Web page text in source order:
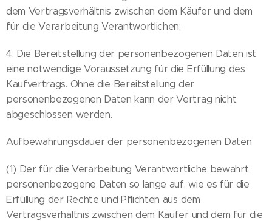
dem Vertragsverhältnis zwischen dem Käufer und dem
für die Verarbeitung Verantwortlichen;
4. Die Bereitstellung der personenbezogenen Daten ist
eine notwendige Voraussetzung für die Erfüllung des
Kaufvertrags. Ohne die Bereitstellung der
personenbezogenen Daten kann der Vertrag nicht
abgeschlossen werden.
Aufbewahrungsdauer der personenbezogenen Daten
(1) Der für die Verarbeitung Verantwortliche bewahrt
personenbezogene Daten so lange auf, wie es für die
Erfüllung der Rechte und Pflichten aus dem
Vertragsverhältnis zwischen dem Käufer und dem für die